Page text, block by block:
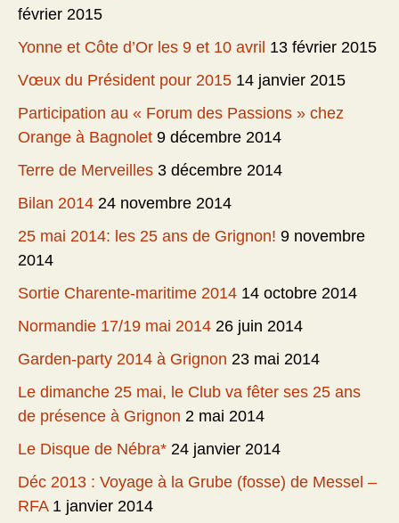
février 2015
Yonne et Côte d’Or les 9 et 10 avril 13 février 2015
Vœux du Président pour 2015 14 janvier 2015
Participation au « Forum des Passions » chez
Orange à Bagnolet 9 décembre 2014
Terre de Merveilles 3 décembre 2014
Bilan 2014 24 novembre 2014
25 mai 2014: les 25 ans de Grignon! 9 novembre
2014
Sortie Charente-maritime 2014 14 octobre 2014
Normandie 17/19 mai 2014 26 juin 2014
Garden-party 2014 à Grignon 23 mai 2014
Le dimanche 25 mai, le Club va fêter ses 25 ans
de présence à Grignon 2 mai 2014
Le Disque de Nébra* 24 janvier 2014
Déc 2013 : Voyage à la Grube (fosse) de Messel –
RFA 1 janvier 2014